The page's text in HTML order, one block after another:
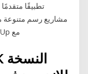
تطبيقًا متقدمًا
مشاريع رسم متنوعة
ثلاثية الأبعاد. يعمل هذا التطبيق على تمكين SketchUp مع